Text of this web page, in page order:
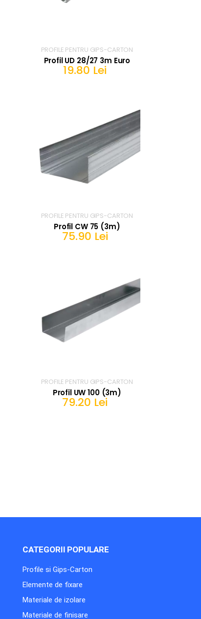
PROFILE PENTRU GIPS-CARTON
Profil UD 28/27 3m Euro
19.80 Lei
PROFILE PENTRU GIPS-CARTON
Profil CW 75 (3m)
75.90 Lei
PROFILE PENTRU GIPS-CARTON
Profil UW 100 (3m)
79.20 Lei
CATEGORII POPULARE
Profile si Gips-Carton
Elemente de fixare
Materiale de izolare
Materiale de finisare